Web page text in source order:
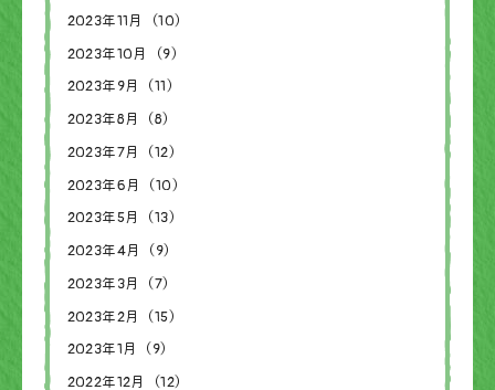
2023年11月（10）
2023年10月（9）
2023年9月（11）
2023年8月（8）
2023年7月（12）
2023年6月（10）
2023年5月（13）
2023年4月（9）
2023年3月（7）
2023年2月（15）
2023年1月（9）
2022年12月（12）